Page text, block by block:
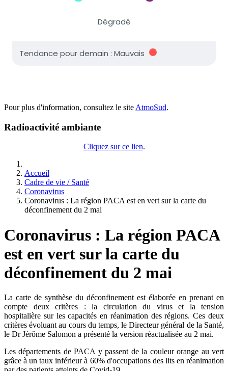
Pour plus d'information, consultez le site AtmoSud.
Radioactivité ambiante
Cliquez sur ce lien.
Accueil
Cadre de vie / Santé
Coronavirus
Coronavirus : La région PACA est en vert sur la carte du
déconfinement du 2 mai
Coronavirus : La région PACA
est en vert sur la carte du
déconfinement du 2 mai
La carte de synthèse du déconfinement est élaborée en prenant en
compte deux critères : la circulation du virus et la tension
hospitalière sur les capacités en réanimation des régions. Ces deux
critères évoluant au cours du temps, le Directeur général de la Santé,
le Dr Jérôme Salomon a présenté la version réactualisée au 2 mai.
Les départements de PACA y passent de la couleur orange au vert
grâce à un taux inférieur à 60% d'occupations des lits en réanimation